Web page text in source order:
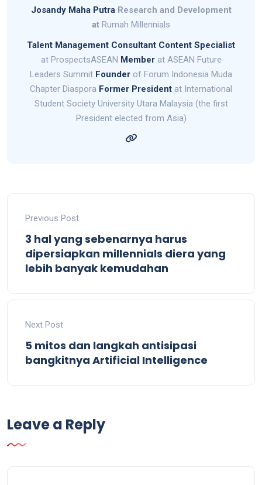
Josandy Maha Putra Research and Development
at Rumah Millennials
Talent Management Consultant Content Specialist
at ProspectsASEAN Member at ASEAN Future
Leaders Summit Founder of Forum Indonesia Muda
Chapter Diaspora Former President at International
Student Society University Utara Malaysia (the first
President elected from Asia)
Previous Post
3 hal yang sebenarnya harus
dipersiapkan millennials diera yang
lebih banyak kemudahan
Next Post
5 mitos dan langkah antisipasi
bangkitnya Artificial Intelligence
Leave a Reply